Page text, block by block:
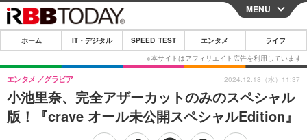
CLOSE
ホーム
IT・デジタル
IT・デジタルTOP スマートフォン
SPEED TEST
MENU
ホーム IT・デジタル SPEED TEST エンタメ ライフ
小池里奈、完全アザーカットのみのスペシャル
版！『crave オール未公開スペシャルEdition』
エンタメ グラビア 2024.12.18（水）11:37